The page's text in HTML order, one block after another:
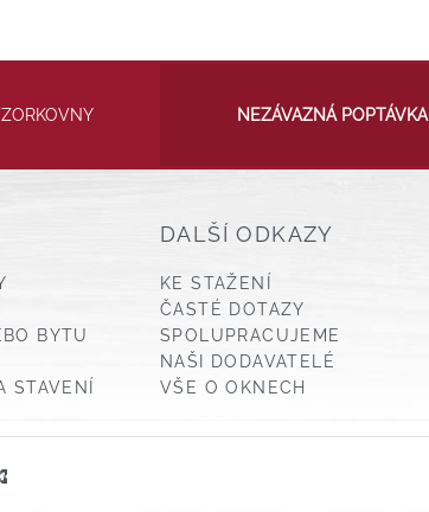
NEZÁVAZNÁ POPTÁVKA
BYTU
STAVENÍ
DALŠÍ ODKAZY
KE STAŽENÍ
ČASTÉ DOTAZY
SPOLUPRACUJEME
NAŠI DODAVATELÉ
VŠE O OKNECH